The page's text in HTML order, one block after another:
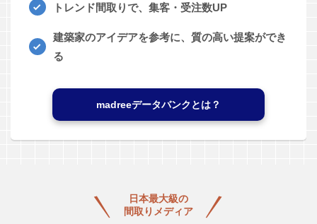
トレンド間取りで、集客・受注数UP
建築家のアイデアを参考に、質の高い提案ができ
る
madreeデータバンクとは？
日本最大級の
間取りメディア